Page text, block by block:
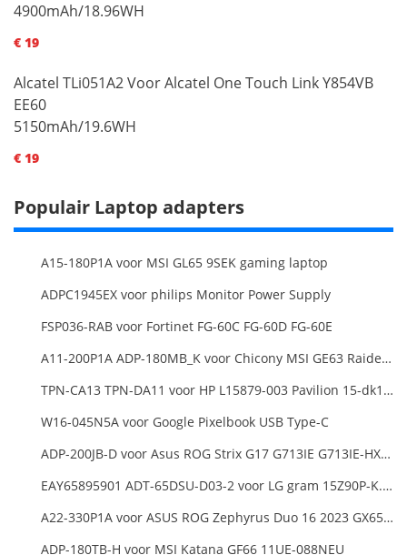
4900mAh/18.96WH
€ 19
Alcatel TLi051A2 Voor Alcatel One Touch Link Y854VB
EE60
5150mAh/19.6WH
€ 19
Populair Laptop adapters
A15-180P1A voor MSI GL65 9SEK gaming laptop
ADPC1945EX voor philips Monitor Power Supply
FSP036-RAB voor Fortinet FG-60C FG-60D FG-60E
A11-200P1A ADP-180MB_K voor Chicony MSI GE63 Raider RGB 8RE-012US
TPN-CA13 TPN-DA11 voor HP L15879-003 Pavilion 15-dk1000
W16-045N5A voor Google Pixelbook USB Type-C
ADP-200JB-D voor Asus ROG Strix G17 G713IE G713IE-HX002W
EAY65895901 ADT-65DSU-D03-2 voor LG gram 15Z90P-K.ARB6U1 16T90P, LG gram 15Z90Q 16Z90Q 17Z90Q16Z95PD Series
A22-330P1A voor ASUS ROG Zephyrus Duo 16 2023 GX650PY
ADP-180TB-H voor MSI Katana GF66 11UE-088NEU